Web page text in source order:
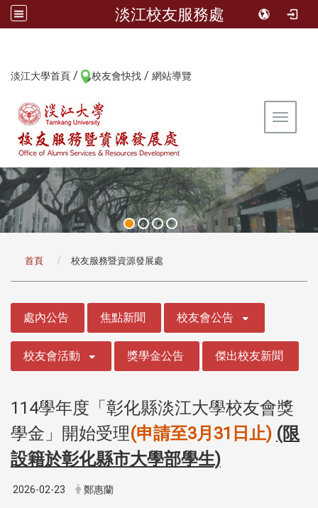
淡江校友服務處
淡江大學首頁 / 校友會快找 / 網站導覽
Toggle
首頁 校友服務暨資源發展處
處內公告 焦點新聞 校友會公告
校友會活動 獎學金公告 傑出校友新聞
114學年度「彰化縣淡江⼤學校友會獎
學⾦」開始受理(申請⾄3⽉31⽇⽌) (限
設籍於彰化縣市大學部學生)
2026-02-23 鄭惠蘭